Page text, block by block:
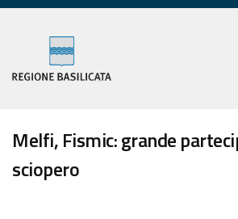
Melfi, Fismic: grande
sciopero